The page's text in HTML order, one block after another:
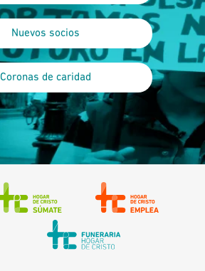
Nuevos socios
Coronas de caridad